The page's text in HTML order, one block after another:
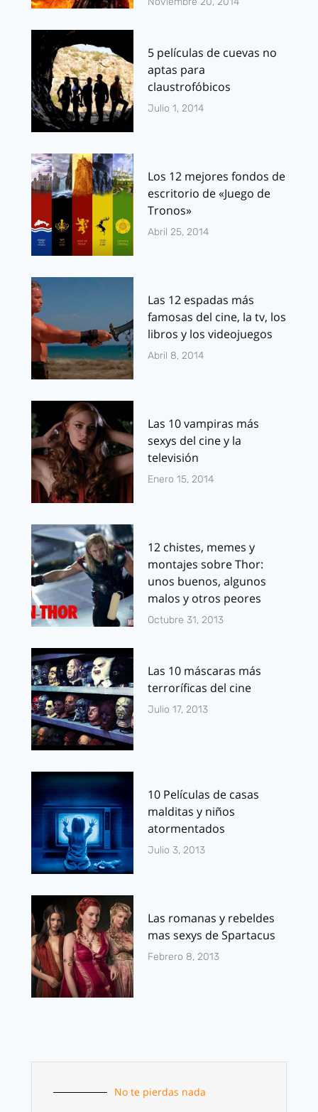
5 películas de cuevas no
aptas para
claustrofóbicos
Julio 1, 2014
Los 12 mejores fondos de
escritorio de «Juego de
Tronos»
Abril 25, 2014
Las 12 espadas más
famosas del cine, la tv, los
libros y los videojuegos
Abril 8, 2014
Las 10 vampiras más
sexys del cine y la
televisión
Enero 15, 2014
12 chistes, memes y
montajes sobre Thor:
unos buenos, algunos
malos y otros peores
Octubre 31, 2013
Las 10 máscaras más
terroríficas del cine
Julio 17, 2013
10 Películas de casas
malditas y niños
atormentados
Julio 3, 2013
Las romanas y rebeldes
mas sexys de Spartacus
Febrero 8, 2013
No te pierdas nada